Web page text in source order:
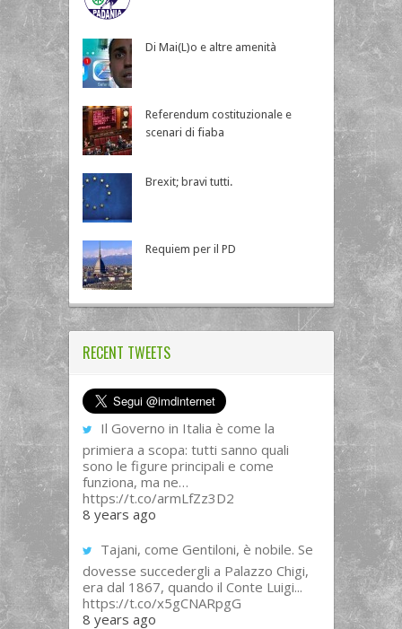
Di Mai(L)o e altre amenità
Referendum costituzionale e
scenari di fiaba
Brexit; bravi tutti.
Requiem per il PD
RECENT TWEETS
Il Governo in Italia è come la
primiera a scopa: tutti sanno quali
sono le figure principali e come
funziona, ma ne…
https://t.co/armLfZz3D2
8 years ago
Tajani, come Gentiloni, è nobile. Se
dovesse succedergli a Palazzo Chigi,
era dal 1867, quando il Conte Luigi...
https://t.co/x5gCNARpgG
8 years ago